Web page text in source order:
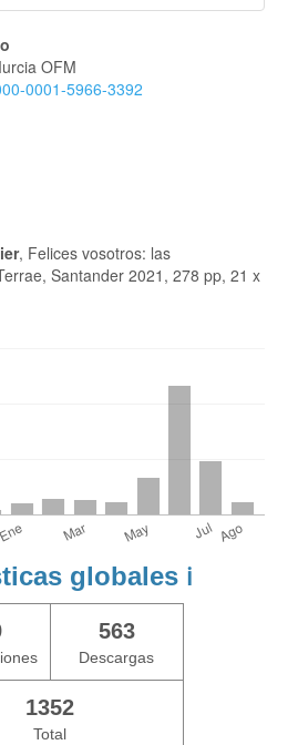
OFM
0001-5966-3392
, Felices vosotros: las
Santander 2021, 278 pp, 21 x
globales ℹ️
563
Descargas
1352
Total